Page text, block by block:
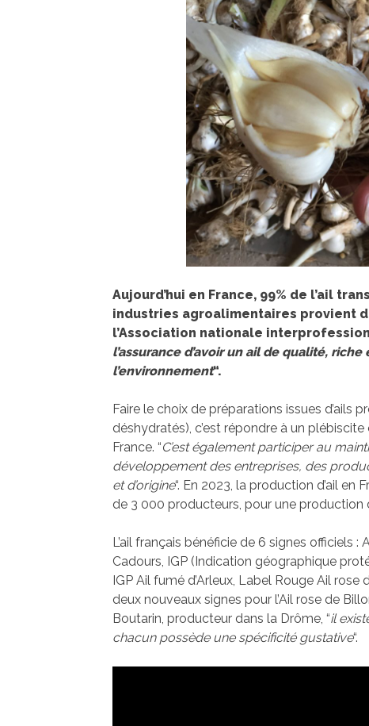
Aujourd’hui en France, 99% de l’ail
industries agroalimentaires provient
l’Association nationale
l’assurance d’avoir un ail de qualité,
l’environnement“.
Faire le choix de préparations issues d’ails
déshydratés), c’est répondre à un
France. “C’est également participer au
développement des entreprises, des
et d’origine“. En 2023, la production d’ail en
de 3 000 producteurs, pour une production
L’ail français bénéficie de 6 signes officiels
Cadours, IGP (Indication géographique
IGP Ail fumé d’Arleux, Label Rouge Ail
deux nouveaux signes pour l’Ail rose de
Boutarin, producteur dans la Drôme, “il
chacun possède une spécificité gustative“.